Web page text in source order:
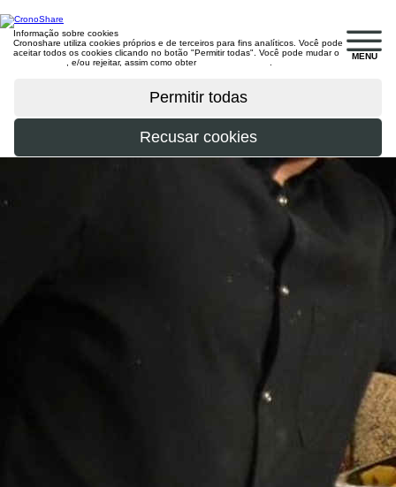
MENU
Informação sobre cookies
Cronoshare utiliza cookies próprios e de terceiros para fins analíticos. Você pode
aceitar todos os cookies clicando no botão "Permitir todas". Você pode mudar o
, e/ou rejeitar, assim como obter